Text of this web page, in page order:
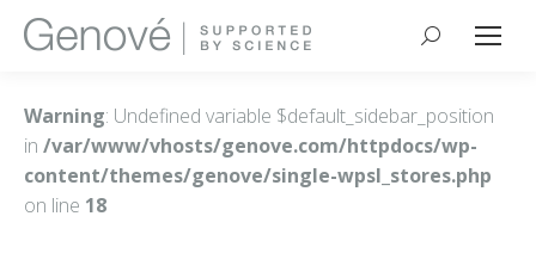
Buscar:
Warning: Undefined variable $default_sidebar_position
in /var/www/vhosts/genove.com/httpdocs/wp-
content/themes/genove/single-wpsl_stores.php
on line 18